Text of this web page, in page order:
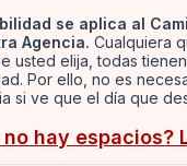
se aplica al
Agencia. Cualquiera
usted elija, todas tienen
Por ello, no es
si ve que el día que
no hay espacios?